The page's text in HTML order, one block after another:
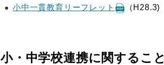
小中一貫教育リーフレット
（H28.3)
小・中学校連携に関すること